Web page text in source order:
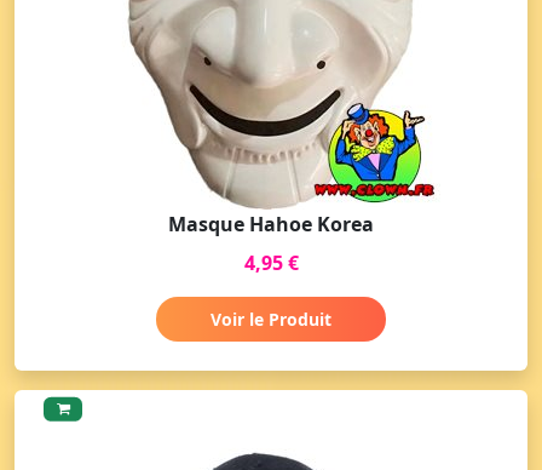
Masque Hahoe Korea
4,95 €
Voir le Produit